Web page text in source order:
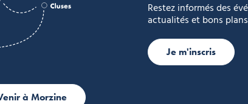
à Morzine
Restez informés des
actualités et bons
Je m'inscris